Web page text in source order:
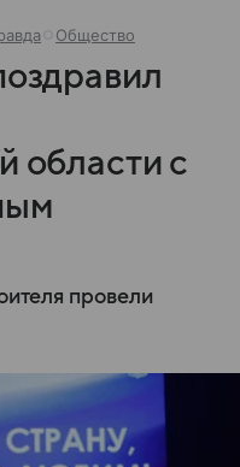
Общество
области с
провели